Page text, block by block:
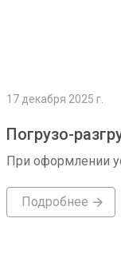
17 декабря 2025 г.
Погрузо-
При оформлении
Подробнее